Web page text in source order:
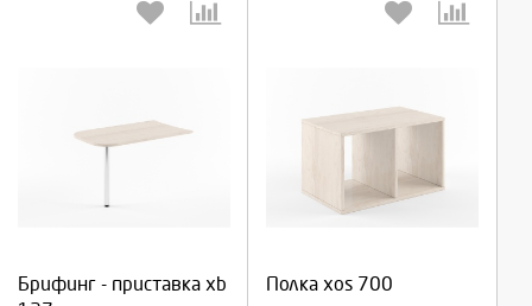
Брифинг - приставка xb
Выберите количество:
Полка xos 700